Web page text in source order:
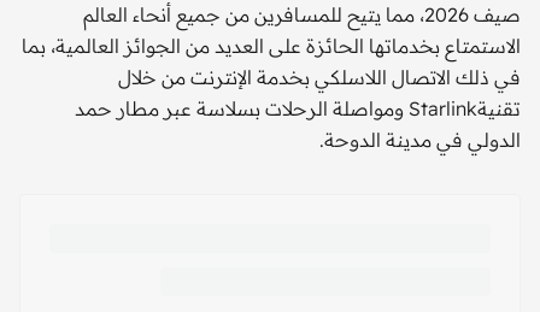
صيف 2026، مما يتيح للمسافرين من جميع أنحاء العالم
الاستمتاع بخدماتها الحائزة على العديد من الجوائز العالمية، بما
في ذلك الاتصال اللاسلكي بخدمة الإنترنت من خلال
تقنيةStarlink ومواصلة الرحلات بسلاسة عبر مطار حمد
الدولي في مدينة الدوحة.